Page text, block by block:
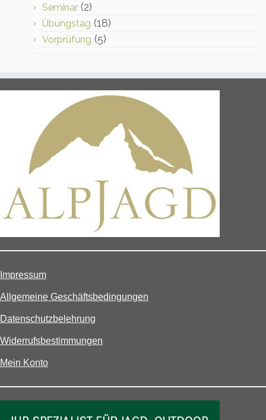
Seminar (2)
Übungstag (18)
Vorprüfung (5)
Impressum
Allgemeine Geschäftsbedingungen
Datenschutzbelehrung
Widerrufsbestimmungen
Mein Konto